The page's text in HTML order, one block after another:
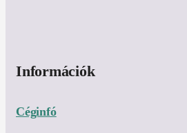
Információk
Céginfó